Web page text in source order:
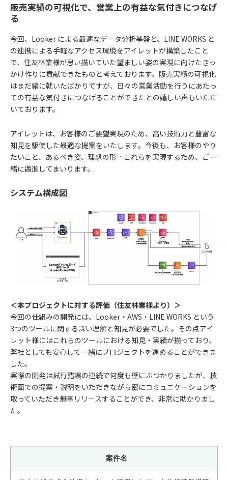
販売実績の可視化で、営業上の有益な気付きにつなげ
る
今回、Looker による最適なデータ分析基盤と、LINE WORKS と
の連携による手軽なアクセス環境をアイレットが構築したこと
で、住友林業様が思い描いていた望ましい姿の実現に向けたきっ
かけ作りに貢献できたものと考えております。販売実績の可視化
はまだ緒に就いたばかりですが、日々の営業活動を行うにあたっ
ての有益な気付きにつなげることができたとの嬉しい声もいただ
いております。
アイレットは、お客様のご要望実現のため、高い技術力と豊富な
知見を駆使した最適な提案をいたします。今後も、お客様のやり
たいこと、あるべき姿、理想の形…これらを実現するため、ご一
緒に邁進してまいります。
システム構成図
＜本プロジェクトに対する評価（住友林業様より）＞
今回の仕組みの開発には、Looker・AWS・LINE WORKS という
3つのツールに関する深い理解と知見が必要でした。その点アイ
レット様にはこれらのツールにおける知見・実績が揃っており、
弊社としても安心して一緒にプロジェクトを進めることができま
した。
実際の開発は試行錯誤の連続で何度も壁にぶつかりましたが、技
術面での提案・説明をいただきながら密にコミュニケーションを
取っていただき無事リリースすることができ、非常に助かりまし
た。
案件名